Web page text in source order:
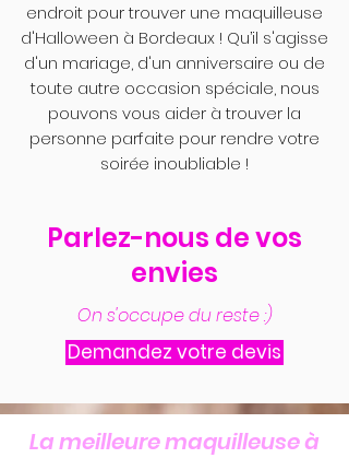
endroit pour trouver une maquilleuse
d'Halloween à Bordeaux ! Qu’il s'agisse
d'un mariage, d'un anniversaire ou de
toute autre occasion spéciale, nous
pouvons vous aider à trouver la
personne parfaite pour rendre votre
soirée inoubliable !
Parlez-nous de vos
envies
On s'occupe du reste :)
Demandez votre devis
La meilleure maquilleuse à